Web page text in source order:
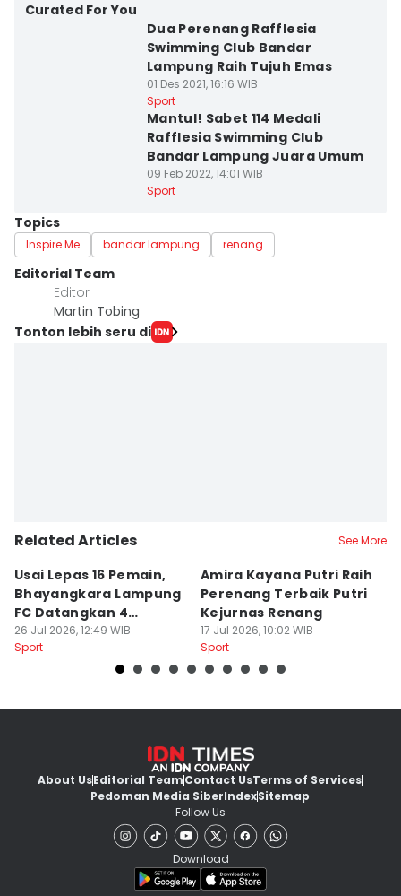
Curated For You
Dua Perenang Rafflesia
Swimming Club Bandar
Lampung Raih Tujuh Emas
01 Des 2021, 16:16 WIB
Sport
Mantul! Sabet 114 Medali
Rafflesia Swimming Club
Bandar Lampung Juara Umum
09 Feb 2022, 14:01 WIB
Sport
Topics
Inspire Me bandar lampung renang
Editorial Team
Editor
Martin Tobing
Tonton lebih seru di
Related Articles See More
Usai Lepas 16 Pemain,
Bhayangkara Lampung
FC Datangkan 4
Rekrutan
26 Jul 2026, 12:49 WIB
Sport
Amira Kayana Putri Raih
Perenang Terbaik Putri
Kejurnas Renang
17 Jul 2026, 10:02 WIB
Sport
About UsEditorial TeamContact UsTerms of Services
Pedoman Media SiberIndexSitemap
Follow Us
Download